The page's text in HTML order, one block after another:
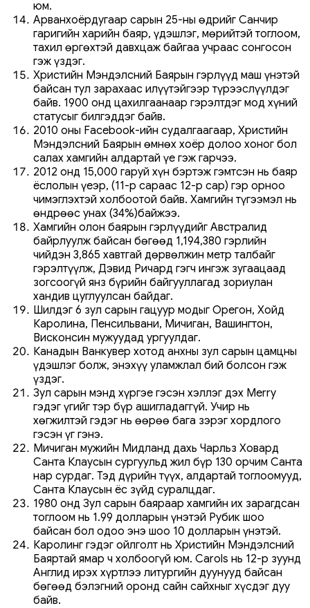
юм.
Арванхоёрдугаар сарын 25-ны өдрийг Санчир
гаригийн харийн баяр, үдэшлэг, мөрийтэй тоглоом,
тахил өргөхтэй давхцаж байгаа учраас сонгосон
гэж үздэг.
Христийн Мэндэлсний Баярын гэрлүүд маш үнэтэй
байсан тул зарахаас илүүтэйгээр түрээслүүлдэг
байв. 1900 онд цахилгаанаар гэрэлтдэг мод хүний
статусыг билгэддэг байв.
2010 оны Facebook-ийн судалгаагаар, Христийн
Мэндэлсний Баярын өмнөх хоёр долоо хоног бол
салах хамгийн алдартай үе гэж гарчээ.
2012 онд 15,000 гаруй хүн бэртэж гэмтсэн нь баяр
ёслолын үеэр, (11-р сараас 12-р сар) гэр орноо
чимэглэхтэй холбоотой байв. Хамгийн түгээмэл нь
өндрөөс унах (34%)байжээ.
Хамгийн олон баярын гэрлүүдийг Австралид
байрлуулж байсан бөгөөд 1,194,380 гэрлийн
чийдэн 3,865 хавтгай дөрвөлжин метр талбайг
гэрэлтүүлж, Дэвид Ричард гэгч ингэж зугаацаад
зогсоогүй янз бүрийн байгууллагад зориулан
хандив цуглуулсан байдаг.
Шилдэг 6 зул сарын гацуур модыг Орегон, Хойд
Каролина, Пенсильвани, Мичиган, Вашингтон,
Висконсин мужуудад ургуулдаг.
Канадын Ванкувер хотод анхны зул сарын цамцны
үдэшлэг болж, энэхүү уламжлал бий болсон гэж
үздэг.
Зул сарын мэнд хүргэе гэсэн хэллэг дэх Merry
гэдэг үгийг тэр бүр ашигладаггүй. Учир нь
хөгжилтэй гэдэг нь өөрөө бага зэрэг хордлого
гэсэн үг гэнэ.
Мичиган мужийн Мидланд дахь Чарльз Ховард
Санта Клаусын сургуульд жил бүр 130 орчим Санта
нар сурдаг. Тэд дүрийн түүх, алдартай тоглоомууд,
Санта Клаусын ёс зүйд суралцдаг.
1980 онд Зул сарын баяраар хамгийн их зарагдсан
тоглоом нь 1.99 долларын үнэтэй Рубик шоо
байсан бол одоо энэ шоо 10 долларын үнэтэй.
Каролинг гэдэг ойлголт нь Христийн Мэндэлсний
Баяртай ямар ч холбоогүй юм. Carols нь 12-р зуунд
Англид ирэх хүртлээ литургийн дуунууд байсан
бөгөөд бэлэгний оронд сайн сайхныг хүсдэг дуу
байв.